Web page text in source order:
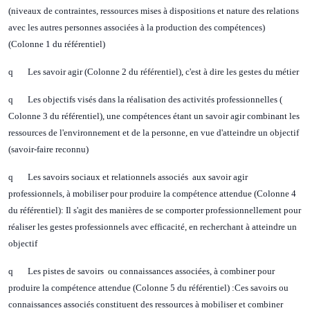
(niveaux de contraintes, ressources mises à dispositions et nature des relations
avec les autres personnes associées à la production des compétences)
(Colonne 1 du référentiel)
q Les savoir agir (Colonne 2 du référentiel), c'est à dire les gestes du métier
q Les objectifs visés dans la réalisation des activités professionnelles (
Colonne 3 du référentiel), une compétences étant un savoir agir combinant les
ressources de l'environnement et de la personne, en vue d'atteindre un objectif
(savoir-faire reconnu)
q Les savoirs sociaux et relationnels associés aux savoir agir
professionnels, à mobiliser pour produire la compétence attendue (Colonne 4
du référentiel): Il s'agit des manières de se comporter professionnellement pour
réaliser les gestes professionnels avec efficacité, en recherchant à atteindre un
objectif
q Les pistes de savoirs ou connaissances associées, à combiner pour
produire la compétence attendue (Colonne 5 du référentiel) :Ces savoirs ou
connaissances associés constituent des ressources à mobiliser et combiner